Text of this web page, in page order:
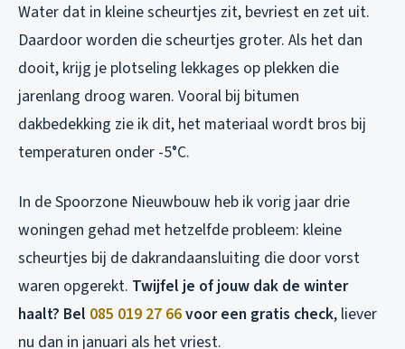
Water dat in kleine scheurtjes zit, bevriest en zet uit.
Daardoor worden die scheurtjes groter. Als het dan
dooit, krijg je plotseling lekkages op plekken die
jarenlang droog waren. Vooral bij bitumen
dakbedekking zie ik dit, het materiaal wordt bros bij
temperaturen onder -5°C.
In de Spoorzone Nieuwbouw heb ik vorig jaar drie
woningen gehad met hetzelfde probleem: kleine
scheurtjes bij de dakrandaansluiting die door vorst
waren opgerekt. Twijfel je of jouw dak de winter
haalt? Bel 085 019 27 66voor een gratis check, liever
nu dan in januari als het vriest.